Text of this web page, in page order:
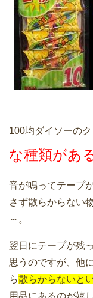
100均ダイソーの
な種類があ
音が鳴ってテープ
さず散らからない
～。
翌日にテープが残
思うのですが、他
ら散らからないと